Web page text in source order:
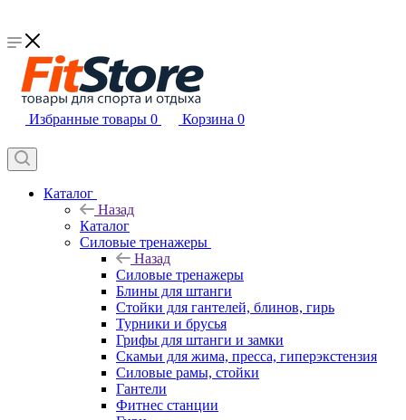
Избранные товары 0 Корзина 0
Каталог
Назад
Каталог
Силовые тренажеры
Назад
Силовые тренажеры
Блины для штанги
Стойки для гантелей, блинов, гирь
Турники и брусья
Грифы для штанги и замки
Скамьи для жима, пресса, гиперэкстензия
Силовые рамы, стойки
Гантели
Фитнес станции